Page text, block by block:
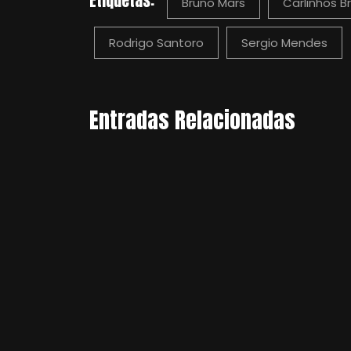
Rodrigo Santoro Sergio Mendes
Entradas Relacionadas